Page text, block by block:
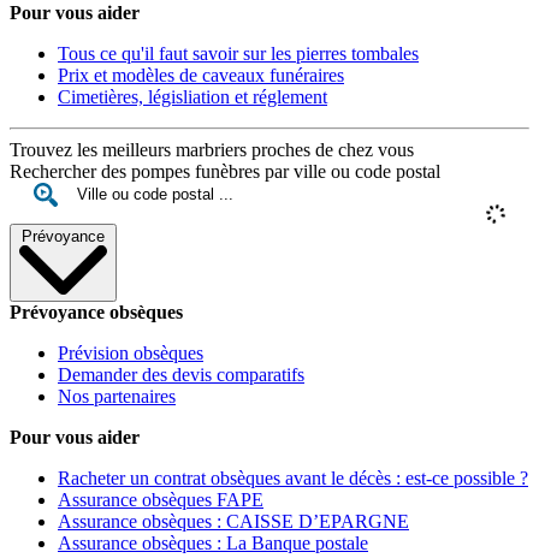
Pour vous aider
Tous ce qu'il faut savoir sur les pierres tombales
Prix et modèles de caveaux funéraires
Cimetières, législiation et réglement
Trouvez les meilleurs marbriers proches de chez vous
Rechercher des pompes funèbres par ville ou code postal
Prévoyance
Prévoyance obsèques
Prévision obsèques
Demander des devis comparatifs
Nos partenaires
Pour vous aider
Racheter un contrat obsèques avant le décès : est-ce possible ?
Assurance obsèques FAPE
Assurance obsèques : CAISSE D’EPARGNE
Assurance obsèques : La Banque postale